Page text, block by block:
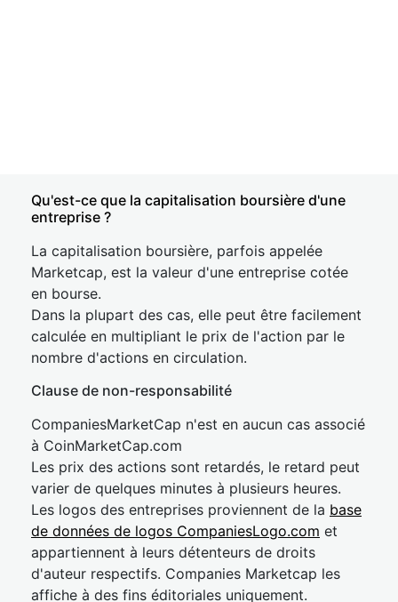
Qu'est-ce que la capitalisation boursière d'une
entreprise ?
La capitalisation boursière, parfois appelée
Marketcap, est la valeur d'une entreprise cotée
en bourse.
Dans la plupart des cas, elle peut être facilement
calculée en multipliant le prix de l'action par le
nombre d'actions en circulation.
Clause de non-responsabilité
CompaniesMarketCap n'est en aucun cas associé
à CoinMarketCap.com
Les prix des actions sont retardés, le retard peut
varier de quelques minutes à plusieurs heures.
Les logos des entreprises proviennent de la base
de données de logos CompaniesLogo.com et
appartiennent à leurs détenteurs de droits
d'auteur respectifs. Companies Marketcap les
affiche à des fins éditoriales uniquement.